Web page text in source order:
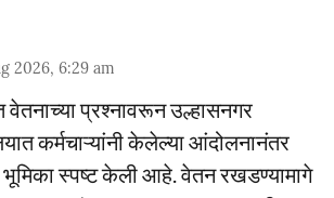
2026, 6:29 am
प्रश्नावरून उल्हासनगर
कर्मचाऱ्यांनी केलेल्या आंदोलनानंतर
स्पष्ट केली आहे. वेतन रखडण्यामागे